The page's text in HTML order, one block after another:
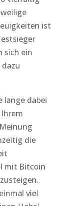
ist
sich ein
lange dabei
die
mit Bitcoin
viel